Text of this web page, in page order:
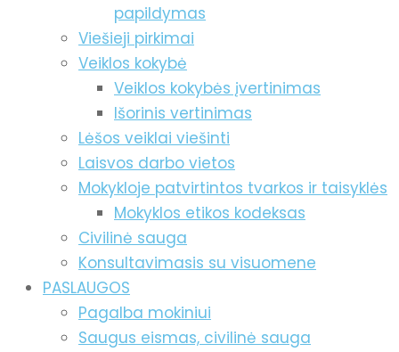
papildymas
Viešieji pirkimai
Veiklos kokybė
Veiklos kokybės įvertinimas
Išorinis vertinimas
Lėšos veiklai viešinti
Laisvos darbo vietos
Mokykloje patvirtintos tvarkos ir taisyklės
Mokyklos etikos kodeksas
Civilinė sauga
Konsultavimasis su visuomene
PASLAUGOS
Pagalba mokiniui
Saugus eismas, civilinė sauga